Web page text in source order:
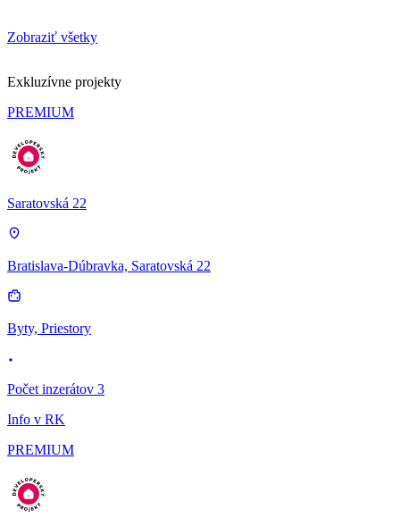
Zobraziť všetky
Exkluzívne projekty
PREMIUM
Saratovská 22
Bratislava-Dúbravka, Saratovská 22
Byty, Priestory
Počet inzerátov 3
Info v RK
PREMIUM